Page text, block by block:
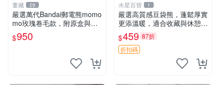
董藏 29
嚴選萬代Bandai郵電熊momo
mo玫瑰卷毛款，附原盒與吊
牌，粉嫩可愛入手即柔軟～
玫瑰卷毛 郵電熊 正品
$950
水星百貨 1
嚴選高質感豆袋熊，蓬鬆厚實
更添溫暖，適合收藏與休憩。
前胸填充飽滿，背部亦具優雅
設計。 豆袋熊 保暖 溫柔 蓬
松
$459 87折
折扣碼